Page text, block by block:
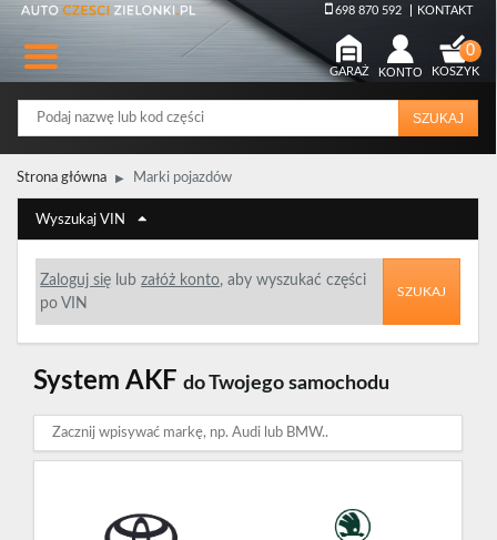
698 870 592 KONTAKT
GARAŻ KONTO KOSZYK
SZUKAJ
Strona główna Marki pojazdów
Wyszukaj VIN
Zaloguj się lub załóż konto, aby wyszukać części
po VIN
SZUKAJ
System AKF do Twojego samochodu